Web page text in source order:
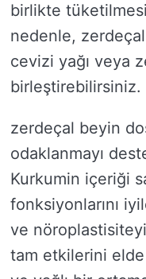
birlikte
nedenle,
cevizi yağı veya
birleştirebilirsiniz.
zerdeçal beyin
odaklanmayı
Kurkumin içeriği
fonksiyonlarını
ve nöroplastisiteyi
tam etkilerini